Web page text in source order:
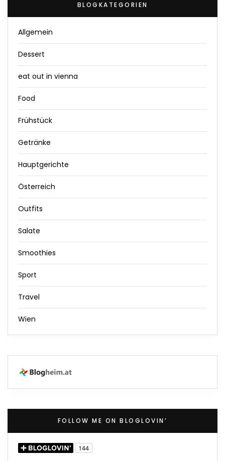
BLOGKATEGORIEN
Allgemein
Dessert
eat out in vienna
Food
Frühstück
Getränke
Hauptgerichte
Österreich
Outfits
Salate
Smoothies
Sport
Travel
Wien
FOLLOW ME ON BLOGLOVIN’